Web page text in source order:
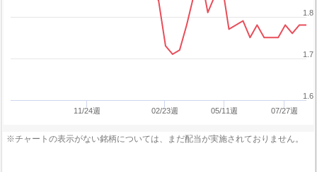
11/24週 02/23週 05/11週 07/27週
1.6
1.7
1.8
※チャートの表示がない銘柄については、まだ配当が実施されておりません。